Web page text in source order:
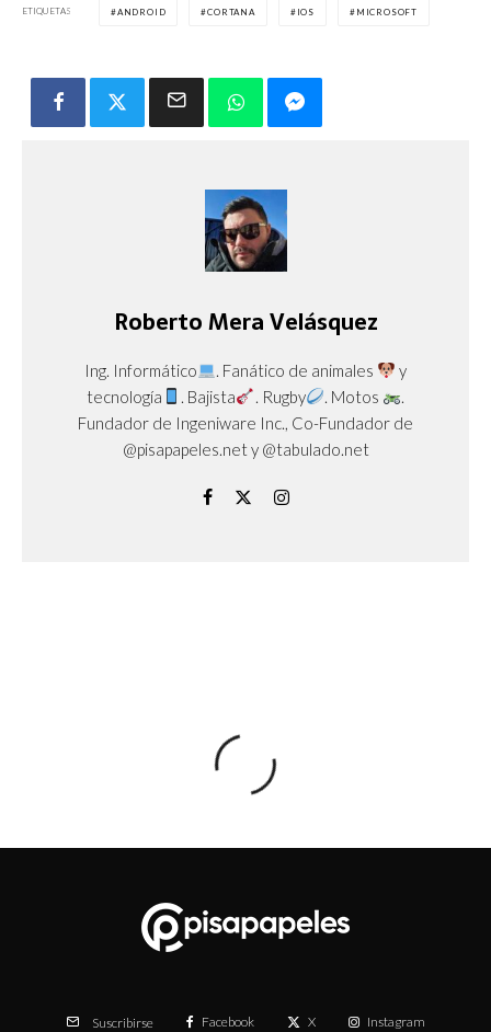
ETIQUETAS ANDROID CORTANA IOS MICROSOFT
Roberto Mera Velásquez
Ing. Informático . Fanático de animales
y
tecnología
. Bajista . Rugby . Motos
.
Fundador de Ingeniware Inc., Co-Fundador de
@pisapapeles.net y @tabulado.net
Suscribirse Facebook X Instagram